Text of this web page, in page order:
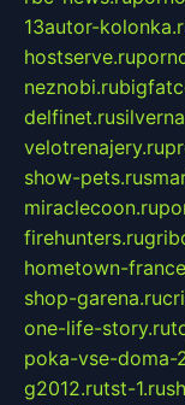
13autor-
hostserve.ru
neznobi.ru
delfinet.ru
velotrenajery.ru
show-pets.ru
miraclecoon.ru
firehunters.ru
hometown-
shop-garena.ru
one-life-story.ru
poka-vse-doma-
g2012.rutst-1.ru